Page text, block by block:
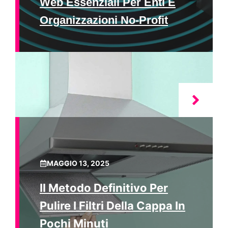
Organizzazioni No-Profit
MAGGIO 13, 2025
Il Metodo Definitivo Per
Pulire I Filtri Della Cappa In
Pochi Minuti